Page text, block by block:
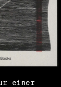
einer